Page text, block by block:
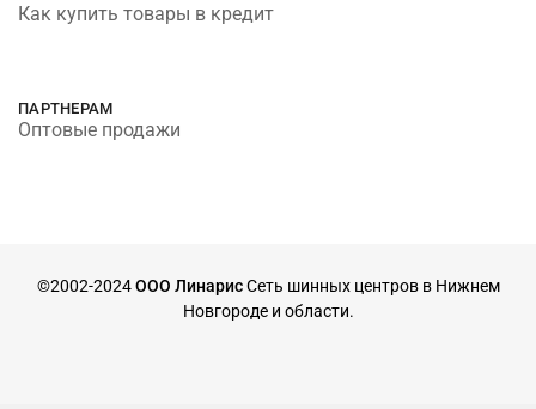
Как купить товары в кредит
ПАРТНЕРАМ
Оптовые продажи
©2002-2024ООО ЛинарисСеть шинных центров в Нижнем
Новгороде и области.